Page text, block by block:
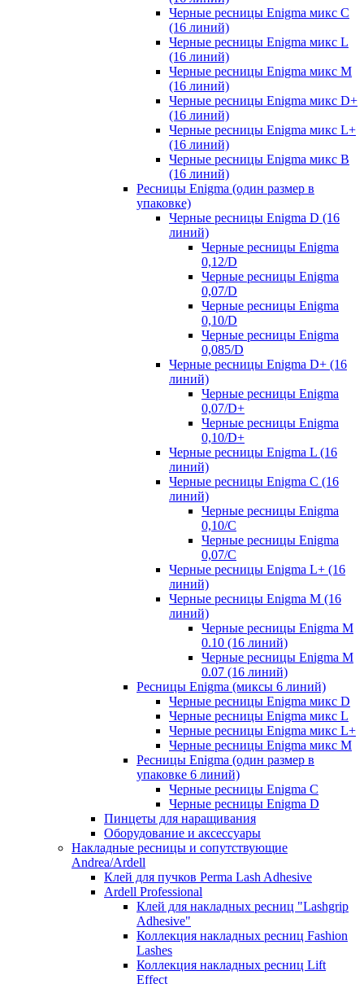
Черные ресницы Enigma микс C
(16 линий)
Черные ресницы Enigma микс L
(16 линий)
Черные ресницы Enigma микс M
(16 линий)
Черные ресницы Enigma микс D+
(16 линий)
Черные ресницы Enigma микс L+
(16 линий)
Черные ресницы Enigma микс В
(16 линий)
Ресницы Enigma (один размер в
упаковке)
Черные ресницы Enigma D (16
линий)
Черные ресницы Enigma
0,12/D
Черные ресницы Enigma
0,07/D
Черные ресницы Enigma
0,10/D
Черные ресницы Enigma
0,085/D
Черные ресницы Enigma D+ (16
линий)
Черные ресницы Enigma
0,07/D+
Черные ресницы Enigma
0,10/D+
Черные ресницы Enigma L (16
линий)
Черные ресницы Enigma C (16
линий)
Черные ресницы Enigma
0,10/C
Черные ресницы Enigma
0,07/С
Черные ресницы Enigma L+ (16
линий)
Черные ресницы Enigma M (16
линий)
Черные ресницы Enigma M
0.10 (16 линий)
Черные ресницы Enigma M
0.07 (16 линий)
Ресницы Enigma (миксы 6 линий)
Черные ресницы Enigma микс D
Черные ресницы Enigma микс L
Черные ресницы Enigma микс L+
Черные ресницы Enigma микс M
Ресницы Enigma (один размер в
упаковке 6 линий)
Черные ресницы Enigma C
Черные ресницы Enigma D
Пинцеты для наращивания
Оборудование и аксессуары
Накладные ресницы и сопутствующие
Andrea/Ardell
Клей для пучков Perma Lash Adhesive
Ardell Professional
Клей для накладных ресниц "Lashgrip
Adhesive"
Коллекция накладных ресниц Fashion
Lashes
Коллекция накладных ресниц Lift
Effect